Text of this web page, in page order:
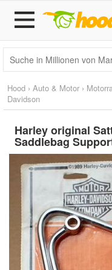
Hood › Auto & Motor ›
Davidson
Harley original
Saddlebag